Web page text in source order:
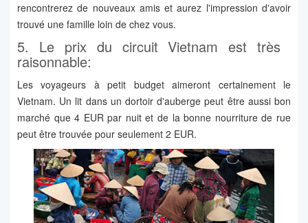
rencontrerez de nouveaux amis et aurez l'impression d'avoir
trouvé une famille loin de chez vous.
5. Le prix du circuit Vietnam est très ​​
raisonnable:
Les voyageurs à petit budget aimeront certainement le
Vietnam. Un lit dans un dortoir d'auberge peut être aussi bon
marché que 4 EUR par nuit et de la bonne nourriture de rue
peut être trouvée pour seulement 2 EUR.